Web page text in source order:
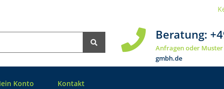
Beratung:
Anfragen oder
gmbh.de
Konto Kontakt